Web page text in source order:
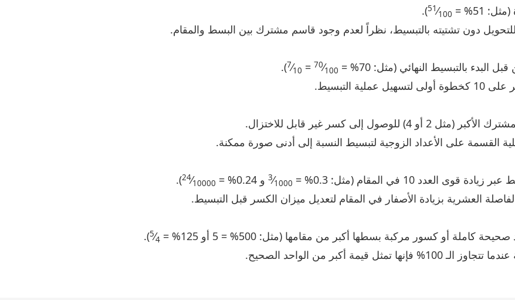
51⁄100
).
دون تشتيته بالتبسيط، نظراً لعدم وجود قاسم مشترك بين البسط والمقام.
بالتبسيط النهائي (مثل: 70% = 70⁄100
=
7⁄10
).
التبسيط.
إلى كسر غير قابل للاختزال.
القسمة على الأعداد الزوجية لتبسيط النسبة إلى أدنى صورة ممكنة.
10 في المقام (مثل: 0.3% = 3⁄1000 و 0.24% = 24⁄10000
).
العشرية بزيادة الأصفار في المقام لتعديل ميزان الكسر قبل التبسيط.
كاملة أو كسور مركبة بسطها أكبر من مقامها (مثل: 500% = 5 أو 125% = 5⁄4
).
قيمة أكبر من الواحد الصحيح.